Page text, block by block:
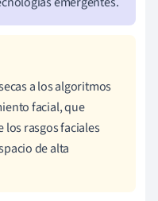
a los algoritmos
facial, que
rasgos faciales
de alta